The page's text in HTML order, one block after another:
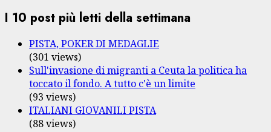
I 10 post più letti della settimana
PISTA, POKER DI MEDAGLIE
(301 views)
Sull'invasione di migranti a Ceuta la politica ha
toccato il fondo. A tutto c'è un limite
(93 views)
ITALIANI GIOVANILI PISTA
(88 views)